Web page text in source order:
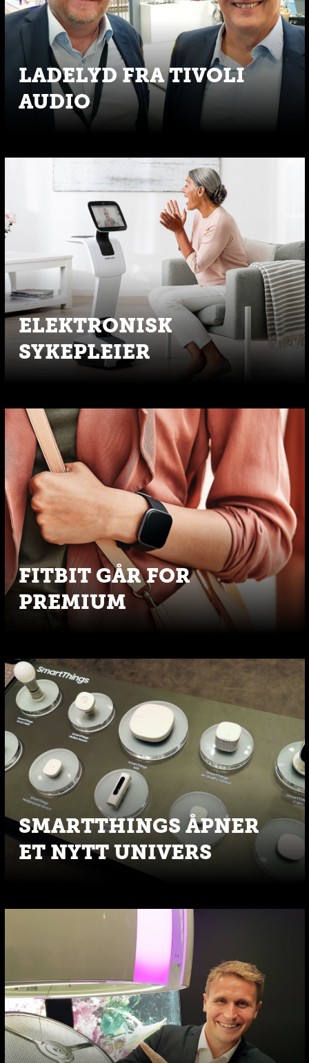
LADELYD FRA TIVOLI
AUDIO
ELEKTRONISK
SYKEPLEIER
FITBIT GÅR FOR
PREMIUM
SMARTTHINGS ÅPNER
ET NYTT UNIVERS